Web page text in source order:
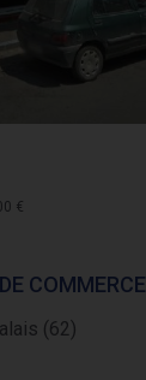
€
COMMERCE
(62)